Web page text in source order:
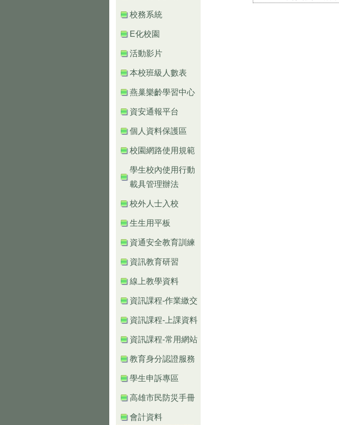
校務系統
E化校園
活動影片
本校班級人數表
燕巢樂齡學習中心
資安通報平台
個人資料保護區
校園網路使用規範
學生校內使用行動
載具管理辦法
校外人士入校
生生用平板
資通安全教育訓練
資訊教育研習
線上教學資料
資訊課程-作業繳交
資訊課程-上課資料
資訊課程-常用網站
教育身分認證服務
學生申訴專區
高雄市民防災手冊
會計資料